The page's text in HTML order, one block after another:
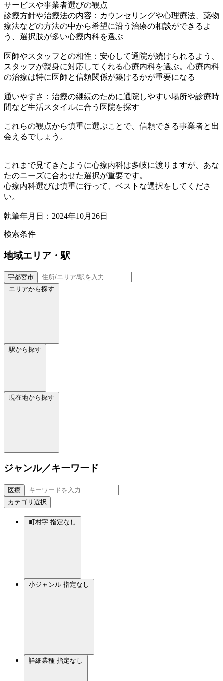
サービスや事業者選びの観点
診療方針や治療法の内容：カウンセリングや心理療法、薬物
療法などの方法の中から希望に沿う治療の相談ができるよ
う、選択肢が多い心療内科を選ぶ
医師やスタッフとの相性：安心して通院が続けられるよう、
スタッフが親身に対応してくれる心療内科を選ぶ。心療内科
の治療は特に医師と信頼関係が築けるかが重要になる
通いやすさ：治療の継続のために通院しやすい場所や診療時
間など生活スタイルに合う医院を探す
これらの観点から慎重に選ぶことで、信頼できる事業者と出
会えるでしょう。
これまで見てきたように心療内科は多岐に渡りますが、あな
たのニーズに合わせた選択が重要です。
心療内科選びは慎重に行って、ベストな選択をしてくださ
い。
執筆年月日：2024年10月26日
検索条件
地域エリア・駅
宇都宮市
エリアから探す
駅から探す
現在地から探す
ジャンル／キーワード
医療
カテゴリ選択
町村字 指定なし
小ジャンル 指定なし
詳細業種 指定なし